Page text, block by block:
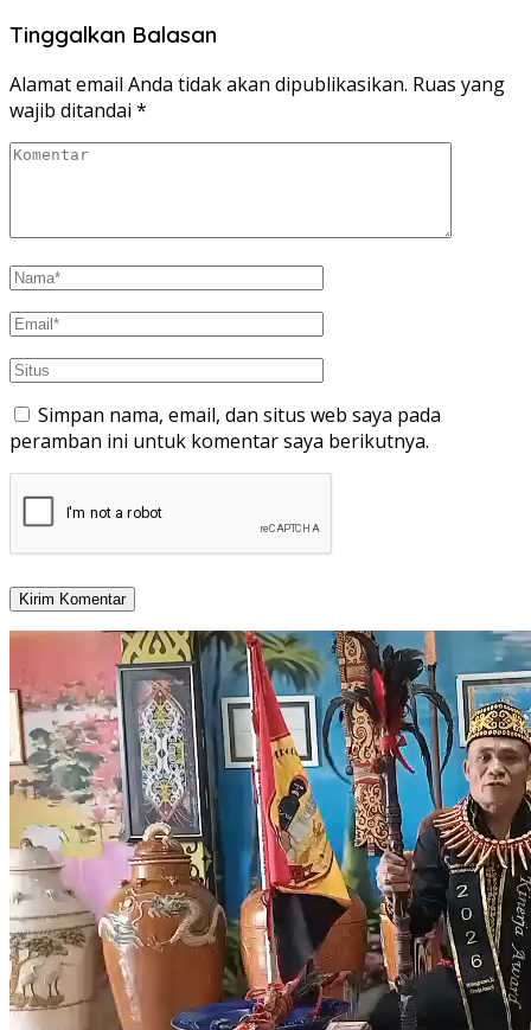
Tinggalkan Balasan
Alamat email Anda tidak akan dipublikasikan. Ruas yang
wajib ditandai *
Simpan nama, email, dan situs web saya pada
peramban ini untuk komentar saya berikutnya.